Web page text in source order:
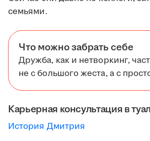
семьями.
Что можно забрать себе
Дружба, как и нетворкинг,
не с большого жеста, а с
Карьерная консультация в
История Дмитрия